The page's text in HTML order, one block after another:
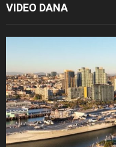
VIDEO DANA